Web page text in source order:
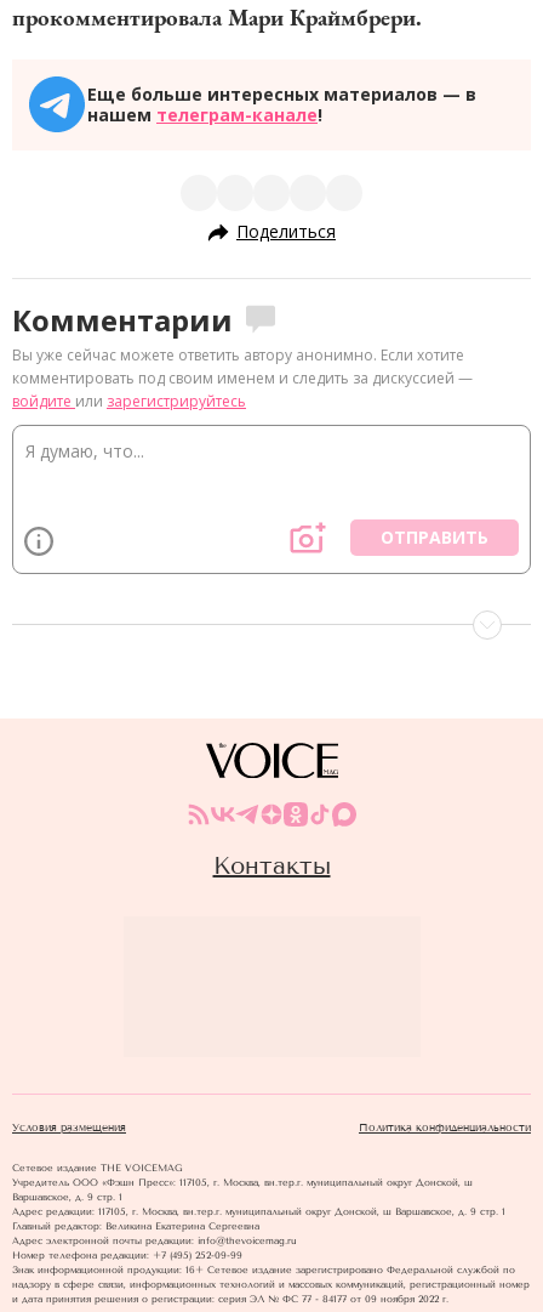
прокомментировала Мари Краймбрери.
Еще больше интересных материалов — в
нашем телеграм-канале!
Поделиться
Комментарии
Вы уже сейчас можете ответить автору анонимно. Если хотите
комментировать под своим именем и следить за дискуссией —
войдите или зарегистрируйтесь
ОТПРАВИТЬ
Контакты
Условия размещения Политика конфиденциальности
Сетевое издание THE VOICEMAG
Учредитель ООО «Фэшн Пресс»: 117105, г. Москва, вн.тер.г. муниципальный округ Донской, ш
Варшавское, д. 9 стр. 1
Адрес редакции: 117105, г. Москва, вн.тер.г. муниципальный округ Донской, ш Варшавское, д. 9 стр. 1
Главный редактор: Великина Екатерина Сергеевна
Адрес электронной почты редакции: info@thevoicemag.ru
Номер телефона редакции: +7 (495) 252-09-99
Знак информационной продукции: 16+ Cетевое издание зарегистрировано Федеральной службой по
надзору в сфере связи, информационных технологий и массовых коммуникаций, регистрационный номер
и дата принятия решения о регистрации: серия ЭЛ № ФС 77 - 84177 от 09 ноября 2022 г.